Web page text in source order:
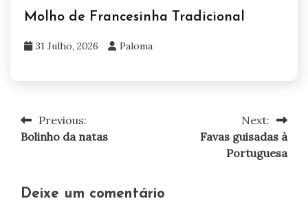
Molho de Francesinha Tradicional
31 Julho, 2026 Paloma
Navegação
Previous:
Bolinho da natas
Next:
Favas guisadas à
Portuguesa
Deixe um comentário